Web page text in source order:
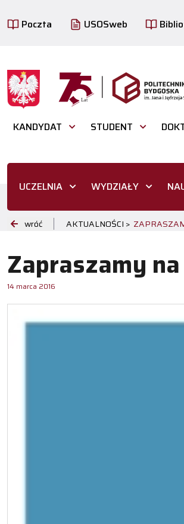
Poczta USOSweb
KANDYDAT STUDENT
UCZELNIA WYDZIAŁY
wróć AKTUALNOŚCI >
Zapraszamy
14 marca 2016